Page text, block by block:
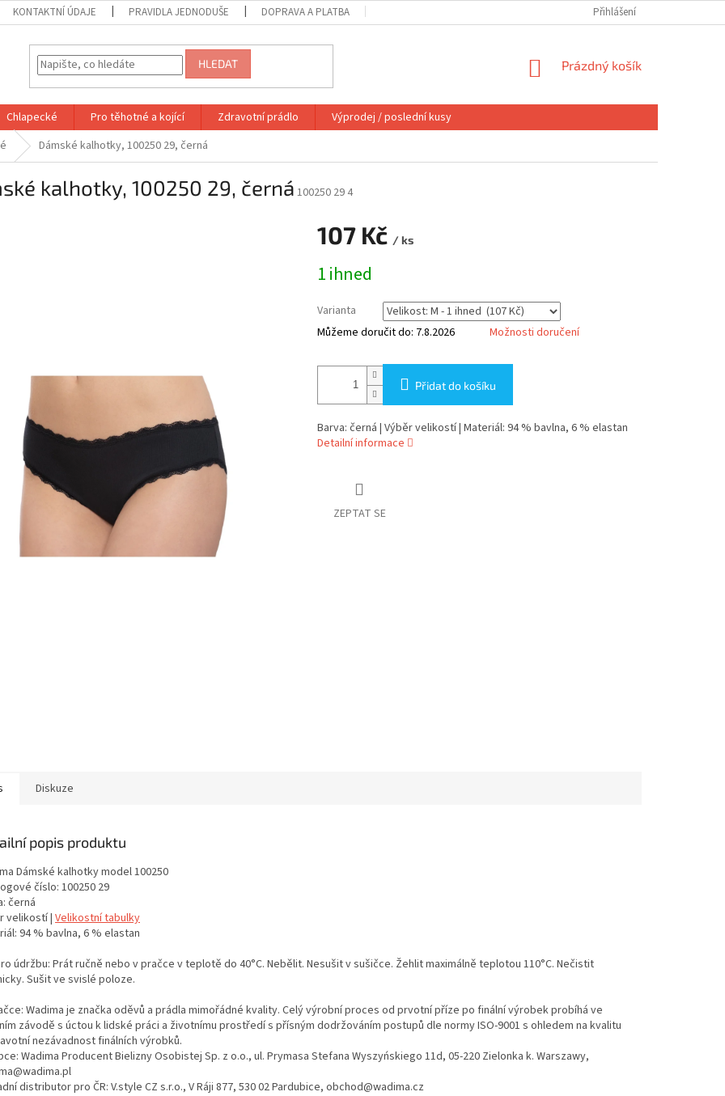
KONTAKTNÍ ÚDAJE PRAVIDLA JEDNODUŠE DOPRAVA A PLATBA VÝMĚNA NEBO VRÁCENÍ
Přihlášení
HLEDAT
NÁKUPNÍ
Prázdný košík
Chlapecké Pro těhotné a kojící Zdravotní prádlo
Výprodej / poslední kusy
Dámské kalhotky, 100250 29, černá
kalhotky, 100250 29, černá 100250 29 4
107 Kč / ks
cena:
1 ihned
Varianta
Můžeme doručit do: 7.8.2026 Možnosti doručení
Přidat do košíku
Barva: černá | Výběr velikostí | Materiál: 94 % bavlna, 6 % elastan
Detailní informace
ZEPTAT SE
Diskuze
popis produktu
Dámské kalhotky model 100250
číslo: 100250 29
černá
velikostí |Velikostní tabulky
94 % bavlna, 6 % elastan
údržbu: Prát ručně nebo v pračce v teplotě do 40°C. Nebělit. Nesušit v sušičce. Žehlit maximálně teplotou 110°C. Nečistit
Sušit ve svislé poloze.
Wadima je značka oděvů a prádla mimořádné kvality. Celý výrobní proces od prvotní příze po finální výrobek probíhá ve
závodě s úctou k lidské práci a životnímu prostředí s přísným dodržováním postupů dle normy ISO-9001 s ohledem na kvalitu
nezávadnost finálních výrobků.
Wadima Producent Bielizny Osobistej Sp. z o.o., ul. Prymasa Stefana Wyszyńskiego 11d, 05-220 Zielonka k. Warszawy,
distributor pro ČR: V.style CZ s.r.o., V Ráji 877, 530 02 Pardubice, obchod@wadima.cz